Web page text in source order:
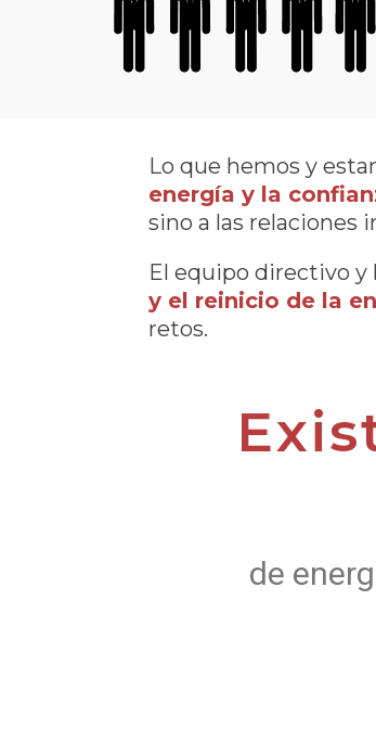
Lo que hemos y
energía y la
sino a las relaciones
El equipo directivo y
y el reinicio de la
retos.
de